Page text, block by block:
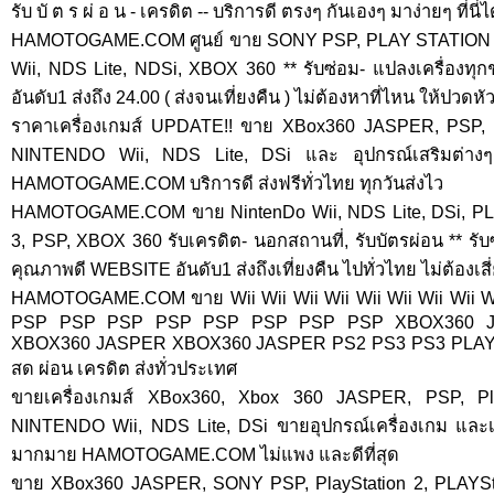
รับ บั ต ร ผ่ อ น - เครดิต -- บริการดี ตรงๆ กันเองๆ มาง่ายๆ ที่นี่
HAMOTOGAME.COM ศูนย์ ขาย SONY PSP, PLAY
Wii, NDS Lite, NDSi, XBOX 360 ** รับซ่อม- แปลงเครื่อง
อันดับ1 ส่งถึง 24.00 ( ส่งจนเที่ยงคืน ) ไม่ต้องหาที่ไหน ให้ปวด
ราคาเครื่องเกมส์ UPDATE!! ขาย XBox360 JASPER,
NINTENDO Wii, NDS Lite, DSi และ อุปกรณ์เสริมต่าง
HAMOTOGAME.COM บริการดี ส่งฟรีทั่วไทย ทุกวันส่งไว
HAMOTOGAME.COM ขาย NintenDo Wii, NDS Lite, DSi,
3, PSP, XBOX 360 รับเครดิต- นอกสถานที่, รับบัตรผ่อน **
คุณภาพดี WEBSITE อันดับ1 ส่งถึงเที่ยงคืน ไปทั่วไทย ไม่ต้องเ
HAMOTOGAME.COM ขาย Wii Wii Wii Wii Wii Wii Wii Wii
PSP PSP PSP PSP PSP PSP PSP PSP XBOX360
XBOX360 JASPER XBOX360 JASPER PS2 PS3 PS3
สด ผ่อน เครดิต ส่งทั่วประเทศ
ขายเครื่องเกมส์ XBox360, Xbox 360 JASPER, PSP,
NINTENDO Wii, NDS Lite, DSi ขายอุปกรณ์เครื่องเกม และ
มากมาย HAMOTOGAME.COM ไม่แพง และดีที่สุด
ขาย XBox360 JASPER, SONY PSP, PlayStation 2,